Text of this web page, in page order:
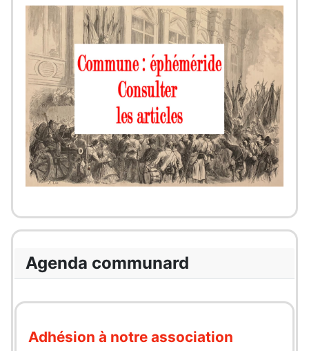
Agenda communard
Adhésion à notre association